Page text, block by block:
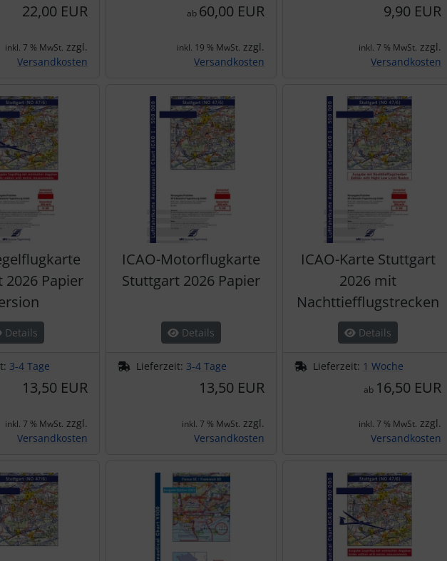
22,00 EUR
inkl. 7 % MwSt. zzgl.
Versandkosten
ab 60,00 EUR
inkl. 19 % MwSt. zzgl.
Versandkosten
9,90 EUR
inkl. 7 % MwSt. zzgl.
Versandkosten
2026 Papier
Details
3-4 Tage
13,50 EUR
inkl. 7 % MwSt. zzgl.
Versandkosten
ICAO-Motorflugkarte
Stuttgart 2026 Papier
Details
Lieferzeit: 3-4 Tage
13,50 EUR
inkl. 7 % MwSt. zzgl.
Versandkosten
ICAO-Karte Stuttgart
2026 mit
Nachttiefflugstrecken
Details
Lieferzeit: 1 Woche
ab 16,50 EUR
inkl. 7 % MwSt. zzgl.
Versandkosten